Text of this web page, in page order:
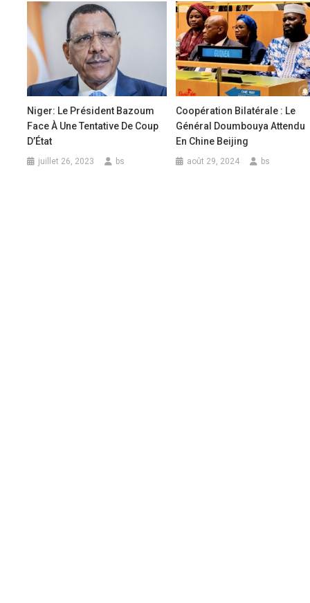
Niger: Le Président Bazoum
Face À Une Tentative De Coup
D’État
juillet 26, 2023 bs
Coopération Bilatérale : Le
Général Doumbouya Attendu
En Chine Beijing
août 29, 2024 bs